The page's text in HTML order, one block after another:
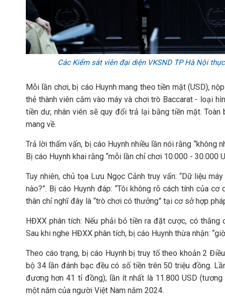
Các Kiểm sát viên đại diện VKSND TP Hà Nội
Mỗi lần chơi, bị cáo Huynh mang theo tiền mặt (USD),
thẻ thành viên cắm vào máy và chơi trò Baccarat - loại
tiền dư, nhân viên sẽ quy đổi trả lại bằng tiền mặt.
mang về.
Trả lời thẩm vấn, bị cáo Huynh nhiều lần nói rằng “không
Bị cáo Huynh khai rằng “mỗi lần chỉ chơi 10.000 - 30.000
Tuy nhiên, chủ tọa Lưu Ngọc Cảnh truy vấn: “Dữ liệu
nào?”. Bị cáo Huynh đáp: “Tôi không rõ cách tính của
thân chỉ nghĩ đây là “trò chơi có thưởng” tại cơ sở hợp
HĐXX phân tích: Nếu phải bỏ tiền ra đặt cược, có
Sau khi nghe HĐXX phân tích, bị cáo Huynh thừa nhận:
Theo cáo trạng, bị cáo Huynh bị truy tố theo khoản 2
bộ 34 lần đánh bạc đều có số tiền trên 50 triệu đồng.
đương hơn 41 tỉ đồng); lần ít nhất là 11.800 USD
một năm của người Việt Nam năm 2024.